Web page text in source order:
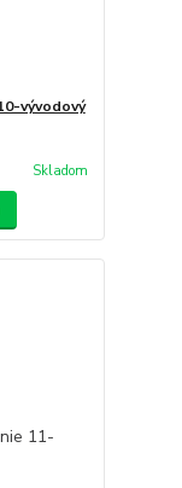
vývodový
Skladom